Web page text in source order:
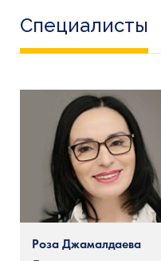
Специалисты
Роза Джамалдаева